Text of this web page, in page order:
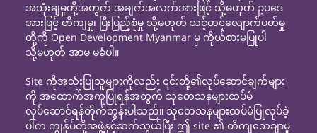
အသုံးချမှုတို့အတွက် အချက်အလက်အားဖြင့် သို့မဟုတ် ဥပဒေ
အားဖြင့် တိကျမှု၊ ပြီးပြည့်စုံမှု သို့မဟုတ် သင့်တင့်လျောက်ပတ်မှု
တို့ကို Open Development Myanmar မှ ကိုယ်စားမပြုပါ
သို့မဟုတ် အာမ မခံပါ။
Site ကိုအသုံးပြုသူများကိုလည်း ၎င်းတို့၏လုပ်ဆောင်ချက်များ
ကို အထောက်အကူပြုရန်အတွက် သုတေသနများထပ်မံ
လုပ်ဆောင်ရန်တိုက်တွန်းပါသည်။ သုတေသနများထပ်မံပြုလုပ်ခဲ့
ပါက ကျွန်ုပ်တို့အဖွဲ့နှင့်ဆက်သွယ်ပြီး ဤ site ၏ တိကျသေချာမှု